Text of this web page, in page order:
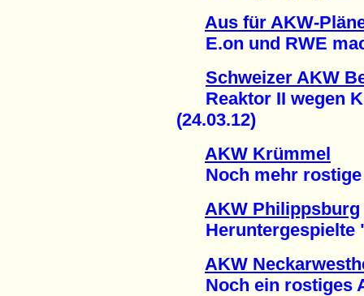
Aus für AKW-
E.on und RWE
Schweizer AKW
Reaktor II wegen
(24.03.12)
AKW Krümmel
Noch mehr rostige
AKW Philippsburg
Heruntergespielte
AKW
Noch ein rostiges